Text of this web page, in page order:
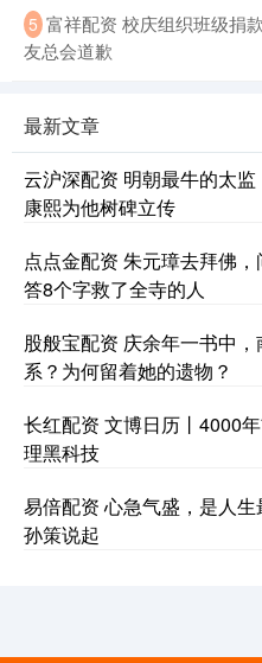
5 富祥配资 校庆组织班级捐
友总会道歉
最新文章
云沪深配资 明朝最牛的太
康熙为他树碑立传
点点金配资 朱元璋去拜佛
答8个字救了全寺的人
股般宝配资 庆余年一书中
系？为何留着她的遗物？
长红配资 文博日历丨4000
理黑科技
易倍配资 心急气盛，是人
孙策说起